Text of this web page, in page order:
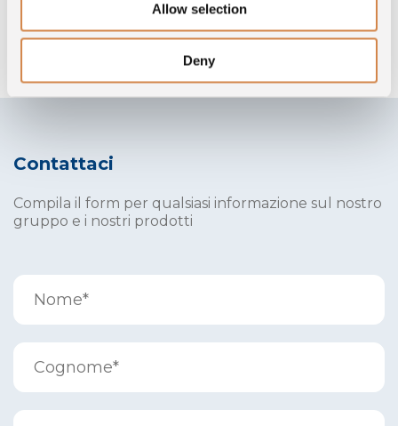
Allow selection
Deny
Senza lisozima
Contattaci
Compila il form per qualsiasi informazione sul nostro
gruppo e i nostri prodotti